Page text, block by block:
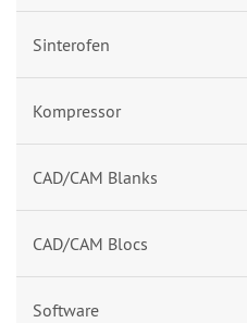
Sinterofen
Kompressor
CAD/CAM Blanks
CAD/CAM Blocs
Software